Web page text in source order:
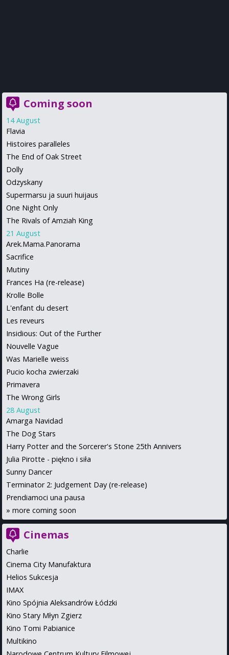
Coming soon
14 August
Flavia
Histoires paralleles
The End of Oak Street
Dolly
Odzyskany
Supermarsu ja suuri huijaus
One Night Only
The Rivals of Amziah King
21 August
Arek.Mama.Panorama
Sacrifice
Mutiny
Frances Ha (re-release)
Krolle Bolle
L'enfant du desert
Les reveurs
Insidious: Out of the Further
Nouvelle Vague
Was Marielle weiss
Pucio kocha zwierzaki
Primavera
The Wrong Girls
28 August
Amarga Navidad
The Dog Stars
Harry Potter and the Sorcerer's Stone 25th Annivers
Julia Pirotte - piękno i siła
Sunny Dancer
Terminator 2: Judgement Day (re-release)
Prendiamoci una pausa
» more coming soon
Cinemas
Charlie
Cinema City Manufaktura
Helios Sukcesja
IMAX
Kino Spójnia Aleksandrów Łódzki
Kino Stary Młyn Zgierz
Kino Tomi Pabianice
Multikino